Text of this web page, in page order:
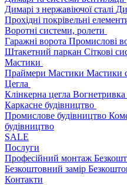
Димарі з нержавіючої сталі
Прохідні покрівельні
Воротні системи, ролети
Гаражні ворота Промислові
Штакетний паркан Сіткові
Мастики
Праймери Мастики Мастики
Цегла
Клінкерна цегла Вогнетривка
Каркасне будівництво
Промислове будівництво
будівництво
SALE
Послуги
Професійний монтаж
Безкоштовний замір
Контакти